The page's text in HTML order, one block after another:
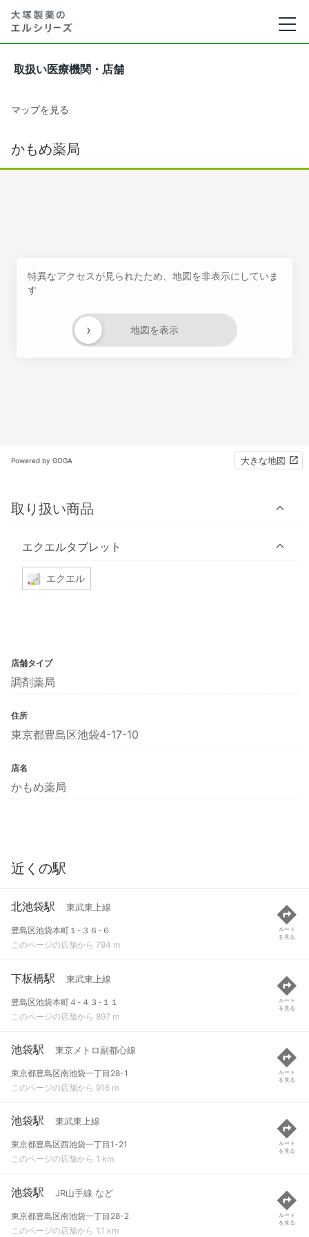
取扱い医療機関・店舗
マップを見る
かもめ薬局
特異なアクセスが見られたため、地図を非表示にしていま
す
地図を表示
›
Powered by GOGA 大きな地図
取り扱い商品
エクエルタブレット
エクエル
店舗タイプ
調剤薬局
住所
東京都豊島区池袋4-17-10
店名
かもめ薬局
近くの駅
北池袋駅 東武東上線
豊島区池袋本町１-３６-６
このページの店舗から 794 m
ルート
を見る
下板橋駅 東武東上線
豊島区池袋本町４-４３-１１
このページの店舗から 897 m
ルート
を見る
池袋駅 東京メトロ副都心線
東京都豊島区南池袋一丁目28-1
このページの店舗から 916 m
ルート
を見る
池袋駅 東武東上線
東京都豊島区西池袋一丁目1-21
このページの店舗から 1 km
ルート
を見る
池袋駅 JR山手線 など
東京都豊島区南池袋一丁目28-2
このページの店舗から 1.1 km
ルート
を見る